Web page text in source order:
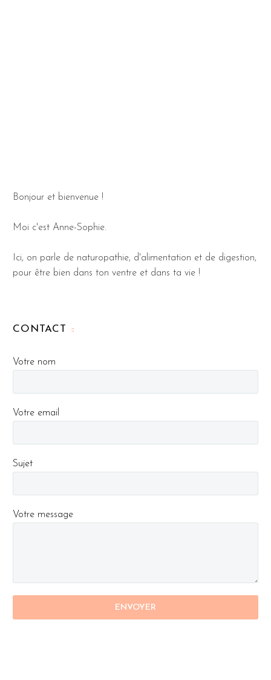
Bonjour et bienvenue !
Moi c'est Anne-Sophie.
Ici, on parle de naturopathie, d'alimentation et de digestion,
pour être bien dans ton ventre et dans ta vie !
CONTACT
Votre nom
Votre email
Sujet
Votre message